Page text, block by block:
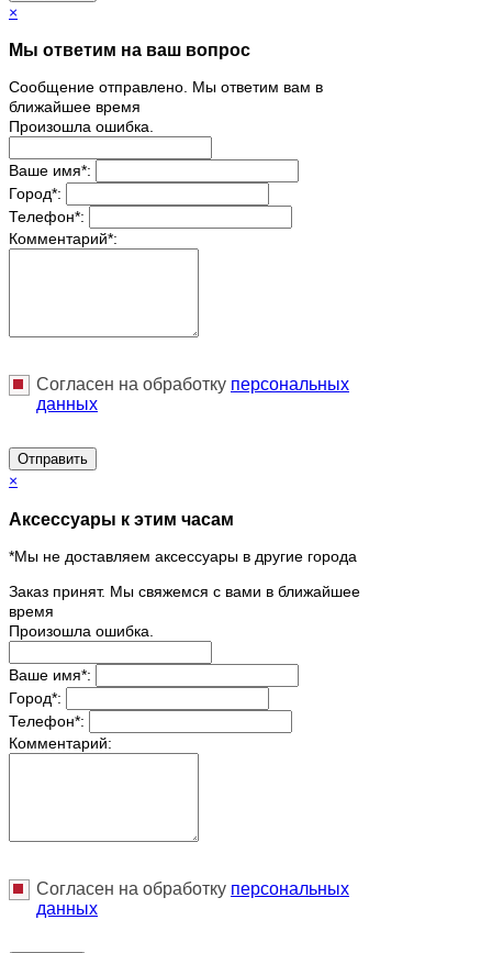
×
Мы ответим на ваш вопрос
Сообщение отправлено. Мы ответим вам в
ближайшее время
Произошла ошибка.
Ваше имя*:
Город*:
Телефон*:
Комментарий*:
Согласен на обработку персональныx
данных
Отправить
×
Аксессуары к этим часам
*Мы не доставляем аксессуары в другие города
Заказ принят. Мы свяжемся с вами в ближайшее
время
Произошла ошибка.
Ваше имя*:
Город*:
Телефон*:
Комментарий:
Согласен на обработку персональныx
данных